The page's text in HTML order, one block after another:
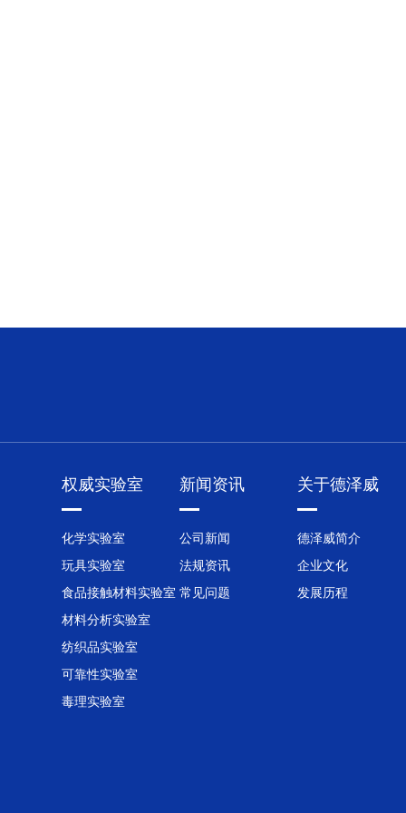
权威实验室
化学实验室
玩具实验室
食品接触材料实验室
材料分析实验室
纺织品实验室
可靠性实验室
毒理实验室
新闻资讯
公司新闻
法规资讯
常见问题
关于德泽威
德泽威简介
企业文化
发展历程